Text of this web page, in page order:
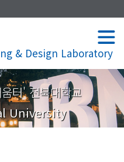
& Design Laboratory
터' 전북대학교
University